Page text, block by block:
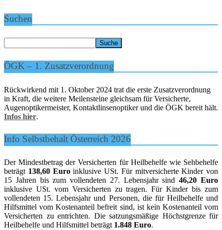
Suchen
ÖGK – 1. Zusatzverordnung
Rückwirkend mit 1. Oktober 2024 trat die erste Zusatzverordnung
in Kraft, die weitere Meilensteine gleichsam für Versicherte,
Augenoptikermeister, Kontaktlinsenoptiker und die ÖGK bereit hält.
Infos hier.
Info Selbstbehalt Österreich 2026
Der Mindestbetrag der Versicherten für Heilbehelfe wie Sehbehelfe
beträgt 138,60 Euroinklusive USt. Für mitversicherte Kinder von
15 Jahren bis zum vollendeten 27. Lebensjahr sind46,20 Euro
inklusive USt. vom Versicherten zu tragen. Für Kinder bis zum
vollendeten 15. Lebensjahr und Personen, die für Heilbehelfe und
Hilfsmittel vom Kostenanteil befreit sind, ist kein Kostenanteil vom
Versicherten zu entrichten. Die satzungsmäßige Höchstgrenze für
Heilbehelfe und Hilfsmittel beträgt 1.848 Euro.